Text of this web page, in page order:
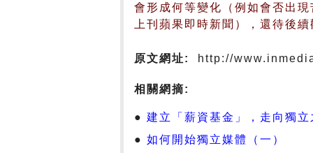
會形成何等變化（例如會否出
上刊蘋果即時新聞），還待後
原文網址: http://
相關網摘:
建立「薪資基金」，走向獨
如何開始獨立媒體（一）